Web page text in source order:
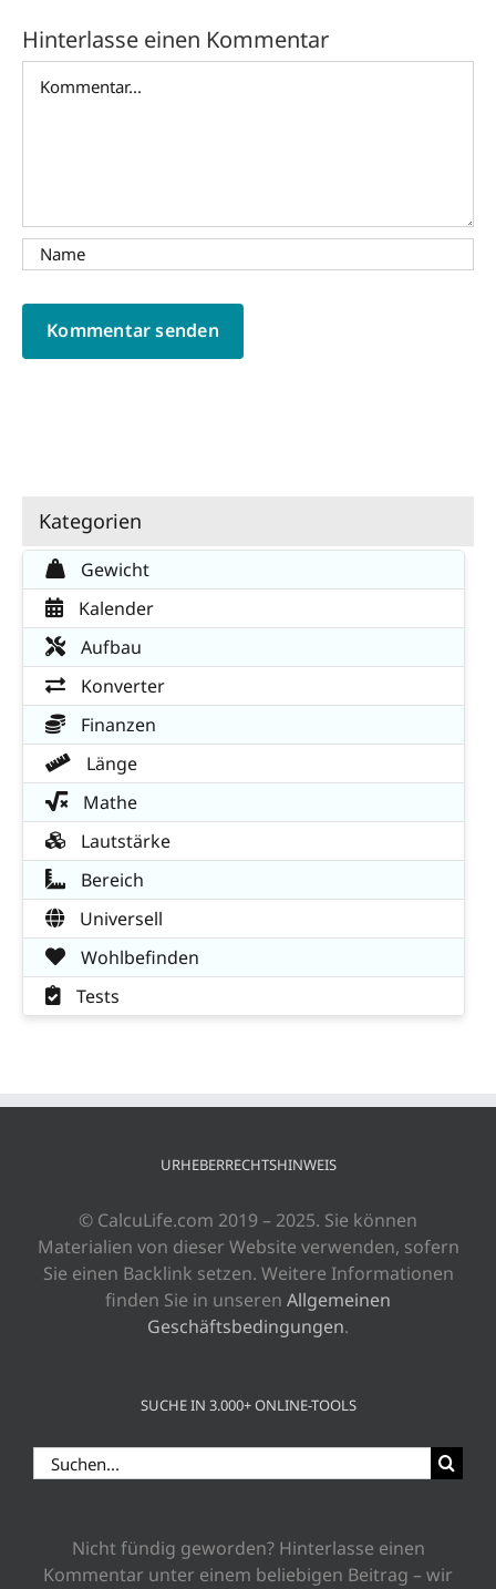
Hinterlasse einen Kommentar
Kategorien
Gewicht
Kalender
Aufbau
Konverter
Finanzen
Länge
Mathe
Lautstärke
Bereich
Universell
Wohlbefinden
Tests
URHEBERRECHTSHINWEIS
© CalcuLife.com 2019 – 2025. Sie können
Materialien von dieser Website verwenden, sofern
Sie einen Backlink setzen. Weitere Informationen
finden Sie in unseren Allgemeinen
Geschäftsbedingungen.
SUCHE IN 3.000+ ONLINE-TOOLS
Suche
nach:
Nicht fündig geworden? Hinterlasse einen
Kommentar unter einem beliebigen Beitrag – wir